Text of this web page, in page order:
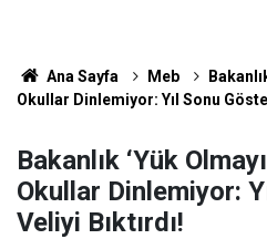
Ana Sayfa Meb
Okullar Dinlemiyor: Yıl Sonu
Bakanlık ‘Yük
Okullar Dinlemiyor:
Veliyi Bıktırdı!